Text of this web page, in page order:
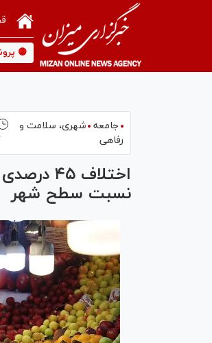
🟡
جامعه شهری،‌ سلامت و
رفاهی
اختلاف
نسبت سطح شهر